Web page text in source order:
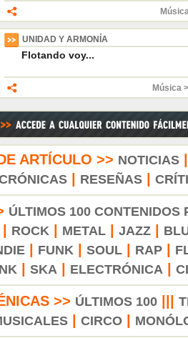
UNIDAD Y ARMONÍA
Flotando voy...
Música
ARTÍCULO >> NOTICIAS
| RESEÑAS|
ÚLTIMOS 100 CONTENIDOS
ROCK METAL| JAZZ|
| FUNK SOUL| RAP|
SKA ELECTRÓNICA
>> ÚLTIMOS 100
CIRCO